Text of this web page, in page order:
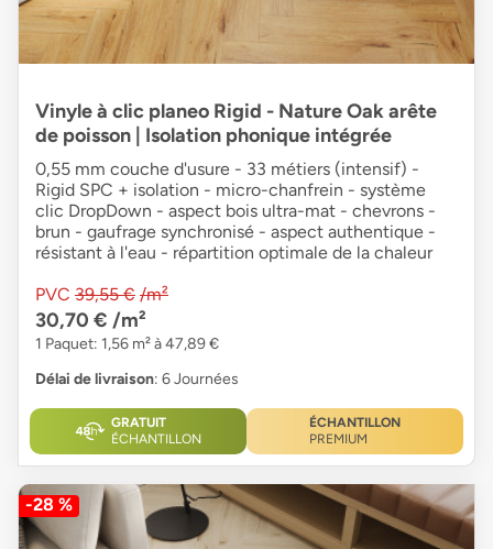
Vinyle à clic planeo Rigid - Nature Oak arête
de poisson | Isolation phonique intégrée
0,55 mm couche d'usure - 33 métiers (intensif) -
Rigid SPC + isolation - micro-chanfrein - système
clic DropDown - aspect bois ultra-mat - chevrons -
brun - gaufrage synchronisé - aspect authentique -
résistant à l'eau - répartition optimale de la chaleur
PVC 39,55 € /m²
30,70 € /m²
1 Paquet: 1,56 m² à 47,89 €
Délai de livraison: 6 Journées
GRATUIT
ÉCHANTILLON
ÉCHANTILLON
PREMIUM
-28 %